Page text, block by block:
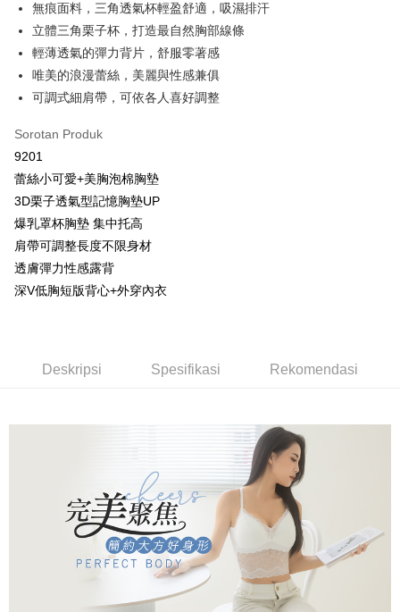
JKOPAY
Easy Wallet
Plus PAY
Deskripsi
[Terma Penggunaan untuk OP Pay Later]
Perkhidmatan ini disediakan oleh Taiwan Mobile dan tersedia untuk
pengguna Taiwan Mobile tanpa memerlukan permohonan tambahan.
Jika anda memilih OP Pay Later sebagai kaedah pembayaran, sistem
akan mengarahkan anda secara automatik ke proses transaksi OP Pay
Later selepas pesanan dibuat. Anda perlu mengesahkan nombor telefon
akhir pembayaran. Transaksi akan dianggap selesai setelah pembayaran
yang dikenakan adalah tertakluk kepada maklumat yang dinyatakan
pada halaman pengesahan transaksi seterusnya.
dibuat, atau jika permohonan gagal dalam proses semakan, pesanan
akan dibatalkan secara automatik. Jika permohonan gagal pada
peringkat "semakan manual", ini bermakna kriteria pemarkahan sistem
tidak dipenuhi; butiran penilaian khusus tidak akan didedahkan.
[Arahan Pembayaran]
Pembayaran ansuran melalui OP Pay Later akan dibilkan secara
berasingan dan tidak termasuk dalam bil telekom anda. SMS peringatan
pembayaran akan dihantar selepas kitaran bil bulanan.
Selepas mengakses bil melalui pautan dalam SMS, anda boleh
AFTEE
Deskripsi
Pertama, Mengenai Perkhidmatan AFTEE Beli Sekarang Bayar Kemudian
1. Dengan memilih AFTEE sebagai kaedah pembayaran, mesej
pengesahan AFTEE akan muncul.
2. Anda boleh meneruskan pembayaran selepas pengesahan SMS.
3. Tiada bayaran diperlukan apabila pesanan disahkan. Produk akan
dihantar ke alamat yang ditetapkan.
pembayaran di empat kedai serbaneka utama, ATM atau perbankan
Sila ambil perhatian bahawa tempoh pembayaran adalah 14 hari. Walau
bagaimanapun, bagi mereka yang telah memuat turun Aplikasi AFTEE
dan mendaftar sebagai ahli AFTEE boleh menikmati tempoh pembayaran
Tempoh pembayaran dikira dari masa kedai meminta pembayaran anda,
ditambah dengan bilangan hari yang boleh dilanjutkan oleh AFTEE. Anda
boleh melanjutkan tempoh pembayaran anda sebelum anda menerima
pesanan. Walau bagaimanapun, tiada jaminan bahawa anda boleh
menerima pesanan anda semasa tempoh pembayaran (cth.: produk
prapesanan atau produk yang mungkin mengambil masa yang lebih
lama untuk dihantar). Oleh itu, anda dikehendaki membuat pembayaran
Hami Point
Deskripsi
「Hami Point」為中華電信所提供之點數服務，可於會員專區綁定中華電信
Pemindahan ATM
全家取貨付款
NT$499 atau lebih
NT$80/pesanan | Penghantaran percuma untuk pesanan
NT$499 atau lebih
萊爾富取貨付款
NT$80/pesanan | Penghantaran percuma untuk pesanan
無痕面料，三角透氣杯輕盈舒適，吸濕排汗
立體三角栗子杯，打造最自然胸部線條
輕薄透氣的彈力背片，舒服零著感
唯美的浪漫蕾絲，美麗與性感兼俱
可調式細肩帶，可依各人喜好調整
Sorotan Produk
9201
蕾絲小可愛+美胸泡棉胸墊
3D栗子透氣型記憶胸墊UP
爆乳罩杯胸墊 集中托高
肩帶可調整長度不限身材
透膚彈力性感露背
深V低胸短版背心+外穿內衣
Deskripsi Spesifikasi Rekomendasi